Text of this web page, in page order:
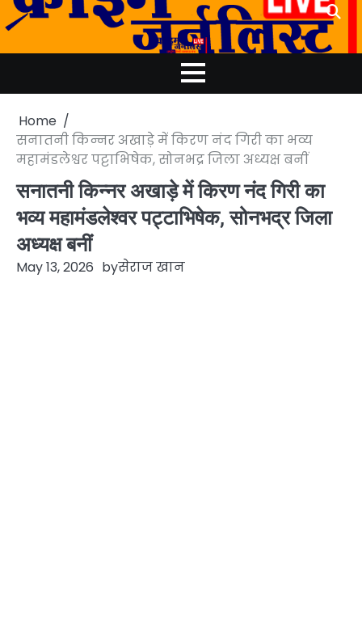
Skip
to
Home
सनातनी किन्नर अखाड़े में किरण नंद गिरी का भव्य
महामंडलेश्वर पट्टाभिषेक, सोनभद्र जिला अध्यक्ष बनीं
सनातनी किन्नर अखाड़े में किरण नंद गिरी का
भव्य महामंडलेश्वर पट्टाभिषेक, सोनभद्र जिला
अध्यक्ष बनीं
May 13, 2026 byसेराज खान